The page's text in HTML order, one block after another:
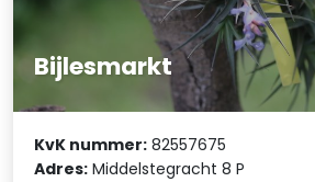
Bijlesmarkt
KvK nummer: 82557675
Adres: Middelstegracht 8 P